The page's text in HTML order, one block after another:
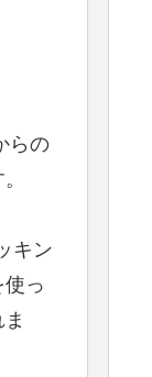
らの
キン
っ